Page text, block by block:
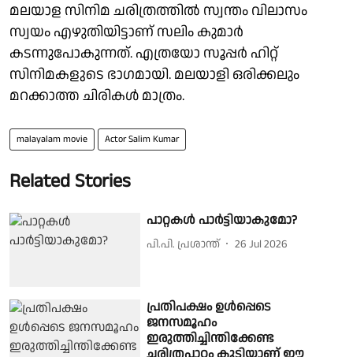
മലയാള സിനിമ ചരിത്രത്തിൽ സ്വന്തം വിലാസം
സ്വയം എഴുതിയിട്ടാണ് സലിം കുമാർ
കടന്നുപോകുന്നത്. എത്രയോ സൂപ്പർ ഹിറ്റ്
സിനിമകളുടെ ഭാഗമായി. മലയാളി ഒരിക്കലും
മറക്കാത്ത ചിരികൾ മാത്രം.
malayalam movie Actor Salim Kumar
Related Stories
പാറ്റകൾ പാർട്ടിയാകുമോ?
പി.പി. പ്രശാന്ത് 26 Jul 2026
പ്രതിപക്ഷം ഉള്‍പ്പെടെ
ജനസമൂഹം
ഇരുത്തിച്ചിന്തിക്കേണ്ട